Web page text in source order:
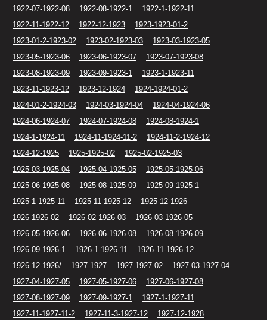
1922-07-1922-08
1922-08-1922-1
1922-1-1922-11
1922-11-1922-12
1922-12-1923
1923-1923-01-2
1923-01-2-1923-02
1923-02-1923-03
1923-03-1923-05
1923-05-1923-06
1923-06-1923-07
1923-07-1923-08
1923-08-1923-09
1923-09-1923-1
1923-1-1923-11
1923-11-1923-12
1923-12-1924
1924-1924-01-2
1924-01-2-1924-03
1924-03-1924-04
1924-04-1924-06
1924-06-1924-07
1924-07-1924-08
1924-08-1924-1
1924-1-1924-11
1924-11-1924-11-2
1924-11-2-1924-12
1924-12-1925
1925-1925-02
1925-02-1925-03
1925-03-1925-04
1925-04-1925-05
1925-05-1925-06
1925-06-1925-08
1925-08-1925-09
1925-09-1925-1
1925-1-1925-11
1925-11-1925-12
1925-12-1926
1926-1926-02
1926-02-1926-03
1926-03-1926-05
1926-05-1926-06
1926-06-1926-08
1926-08-1926-09
1926-09-1926-1
1926-1-1926-11
1926-11-1926-12
1926-12-1926/
1927-1927 1927-1927-02
1927-03-1927-04
1927-04-1927-05
1927-05-1927-06
1927-06-1927-08
1927-08-1927-09
1927-09-1927-1
1927-1-1927-11
1927-11-1927-11-2
1927-11-3-1927-12 1927-12-1928